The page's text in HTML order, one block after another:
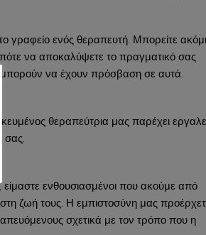
ενός θεραπευτή. Μπορείτε
να αποκαλύψετε το πραγματικό σας
μπορούν να έχουν πρόσβαση σε αυτά.
θεραπεύτρια μας παρέχει
σας.
ενθουσιασμένοι που ακούμε από
ζωή τους. Η εμπιστοσύνη μας
σχετικά με τον τρόπο που η